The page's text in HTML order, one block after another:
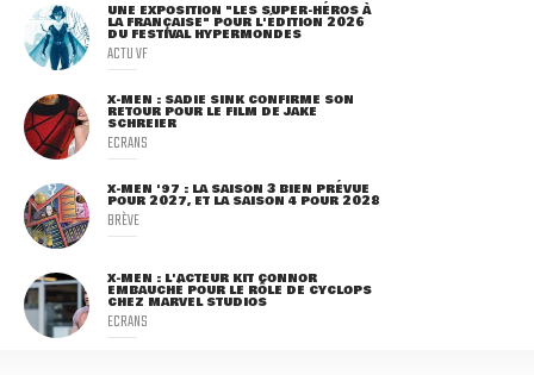
UNE EXPOSITION "LES SUPER-HÉROS À
LA FRANÇAISE" POUR L'ÉDITION 2026
DU FESTIVAL HYPERMONDES
ACTU VF
X-MEN : SADIE SINK CONFIRME SON
RETOUR POUR LE FILM DE JAKE
SCHREIER
ECRANS
X-MEN '97 : LA SAISON 3 BIEN PRÉVUE
POUR 2027, ET LA SAISON 4 POUR 2028
BRÈVE
X-MEN : L'ACTEUR KIT CONNOR
EMBAUCHÉ POUR LE RÔLE DE CYCLOPS
CHEZ MARVEL STUDIOS
ECRANS